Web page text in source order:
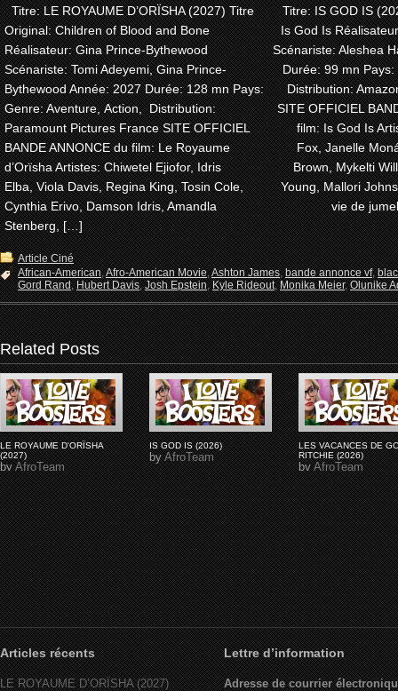
Titre: LE ROYAUME D’ORÏSHA (2027) Titre
Original: Children of Blood and Bone
Réalisateur: Gina Prince-Bythewood
Scénariste: Tomi Adeyemi, Gina Prince-
Bythewood Année: 2027 Durée: 128 mn Pays:
Genre: Aventure, Action, Distribution:
Paramount Pictures France SITE OFFICIEL
BANDE ANNONCE du film: Le Royaume
d’Orïsha Artistes: Chiwetel Ejiofor, Idris
Elba, Viola Davis, Regina King, Tosin Cole,
Cynthia Erivo, Damson Idris, Amandla
Stenberg, […]
Titre: IS GOD IS
Is God Is
Scénariste: Aleshea
Durée: 99 mn
Distribution:
SITE OFFICIEL
film: Is God Is
Fox, Janelle
Brown, Mykelti
Young, Mallori
vie de
Article Ciné
African-American,Afro-American Movie,Ashton James,bande annonce vf,
Gord Rand,Hubert Davis,Josh Epstein,Kyle Rideout,Monika Meier,Olunike
Related Posts
LE ROYAUME D'ORÏSHA
(2027)
byAfroTeam
IS GOD IS (2026)
byAfroTeam
LES VACANCES DE
RITCHIE (2026)
byAfroTeam
Articles récents
LE ROYAUME D’ORÏSHA (2027)
Lettre d’information
Adresse de courrier